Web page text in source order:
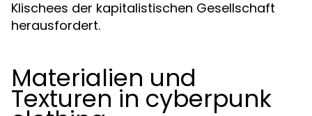
Klischees der kapitalistischen Gesellschaft
herausfordert.
Materialien und
Texturen in cyberpunk